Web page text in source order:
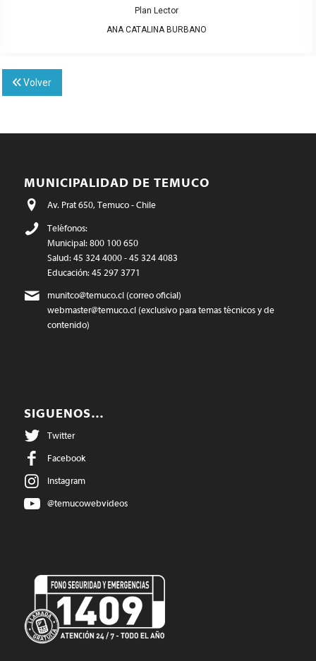
Plan Lector
ANA CATALINA BURBANO
Volver
MUNICIPALIDAD DE TEMUCO
Av. Prat 650, Temuco - Chile
Teléfonos:
Municipal: 800 100 650
Salud: 45 324 4000 - 45 324 4083
Educación: 45 297 3771
munitco@temuco.cl(correo oficial)
webmaster@temuco.cl(exclusivo para temas técnicos y de
contenido)
SIGUENOS…
Twitter
Facebook
Instagram
@temucowebvideos